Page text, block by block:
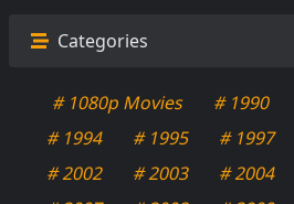
Categories
# 1080p Movies # 1990
# 1994
# 1995 # 1997
# 2002
# 2003 # 2004